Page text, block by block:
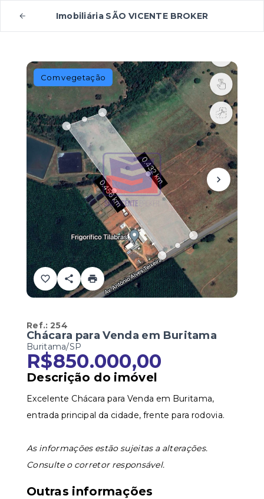
Imobiliária SÃO VICENTE BROKER
Com vegetação
Ref.:254
Chácara para Venda em Buritama
Buritama/SP
R$850.000,00
Descrição do imóvel
Excelente Chácara para Venda em Buritama,
entrada principal da cidade, frente para rodovia.
As informações estão sujeitas a alterações.
Consulte o corretor responsável.
Outras informações